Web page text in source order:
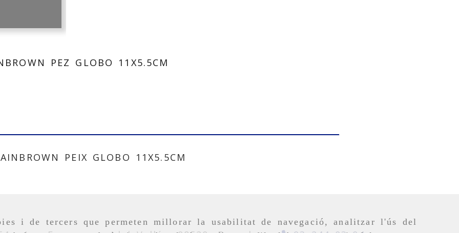
i de tercers que permeten millorar la usabilitat de navegació, analitzar l'ús del
PEZ GLOBO 11X5.5CM
PEIX GLOBO 11X5.5CM